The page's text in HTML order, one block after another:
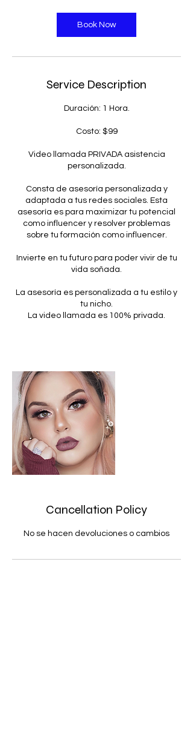
Book Now
Service Description
Duración: 1 Hora.
Costo: $99
Video llamada PRIVADA asistencia
personalizada.
Consta de asesoría personalizada y
adaptada a tus redes sociales. Esta
asesoría es para maximizar tu potencial
como influencer y resolver problemas
sobre tu formación como influencer.
Invierte en tu futuro para poder vivir de tu
vida soñada.
La asesoría es personalizada a tu estilo y
tu nicho.
La video llamada es 100% privada.
Cancellation Policy
No se hacen devoluciones o cambios